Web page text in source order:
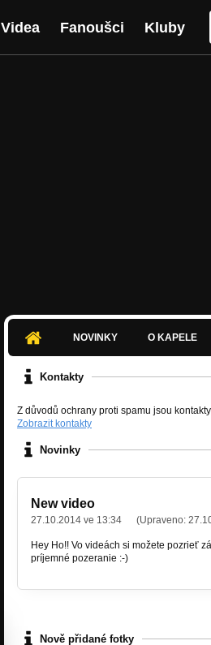
Videa Fanoušci Kluby
NOVINKY O KAPELE
Kontakty
Z důvodů ochrany proti spamu jsou
Zobrazit kontakty
Novinky
New video
27.10.2014 ve 13:34 (Upraveno:
Hey Ho!! Vo videách si možete pozrieť
príjemné pozeranie :-)
Nově přidané fotky